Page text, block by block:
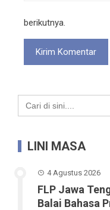
berikutnya.
Search
for:
LINI MASA
4 Agustus 2026
FLP Jawa
Balai Bahasa